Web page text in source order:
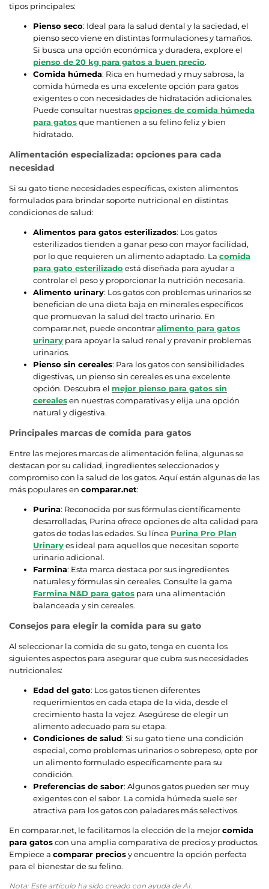
tipos principales:
Pienso seco: Ideal para la salud dental y la saciedad, el
pienso seco viene en distintas formulaciones y tamaños.
Si busca una opción económica y duradera, explore el
pienso de 20 kg para gatos a buen precio.
Comida húmeda: Rica en humedad y muy sabrosa, la
comida húmeda es una excelente opción para gatos
exigentes o con necesidades de hidratación adicionales.
Puede consultar nuestrasopciones de comida húmeda
para gatosque mantienen a su felino feliz y bien
hidratado.
Alimentación especializada: opciones para cada
necesidad
Si su gato tiene necesidades específicas, existen alimentos
formulados para brindar soporte nutricional en distintas
condiciones de salud:
Alimentos para gatos esterilizados: Los gatos
esterilizados tienden a ganar peso con mayor facilidad,
por lo que requieren un alimento adaptado. La comida
para gato esterilizado está diseñada para ayudar a
controlar el peso y proporcionar la nutrición necesaria.
Alimento urinary: Los gatos con problemas urinarios se
benefician de una dieta baja en minerales específicos
que promuevan la salud del tracto urinario. En
comparar.net, puede encontraralimento para gatos
urinary para apoyar la salud renal y prevenir problemas
urinarios.
Pienso sin cereales: Para los gatos con sensibilidades
digestivas, un pienso sin cereales es una excelente
opción. Descubra el mejor pienso para gatos sin
cerealesen nuestras comparativas y elija una opción
natural y digestiva.
Principales marcas de comida para gatos
Entre las mejores marcas de alimentación felina, algunas se
destacan por su calidad, ingredientes seleccionados y
compromiso con la salud de los gatos. Aquí están algunas de las
más populares en comparar.net:
Purina: Reconocida por sus fórmulas científicamente
desarrolladas, Purina ofrece opciones de alta calidad para
gatos de todas las edades. Su línea Purina Pro Plan
Urinaryes ideal para aquellos que necesitan soporte
urinario adicional.
Farmina: Esta marca destaca por sus ingredientes
naturales y fórmulas sin cereales. Consulte la gama
Farmina N&D para gatos para una alimentación
balanceada y sin cereales.
Consejos para elegir la comida para su gato
Al seleccionar la comida de su gato, tenga en cuenta los
siguientes aspectos para asegurar que cubra sus necesidades
nutricionales:
Edad del gato: Los gatos tienen diferentes
requerimientos en cada etapa de la vida, desde el
crecimiento hasta la vejez. Asegúrese de elegir un
alimento adecuado para su etapa.
Condiciones de salud: Si su gato tiene una condición
especial, como problemas urinarios o sobrepeso, opte por
un alimento formulado específicamente para su
condición.
Preferencias de sabor: Algunos gatos pueden ser muy
exigentes con el sabor. La comida húmeda suele ser
atractiva para los gatos con paladares más selectivos.
En comparar.net, le facilitamos la elección de la mejorcomida
para gatoscon una amplia comparativa de precios y productos.
Empiece a comparar preciosy encuentre la opción perfecta
para el bienestar de su felino.
Nota: Este artículo ha sido creado con ayuda de AI.